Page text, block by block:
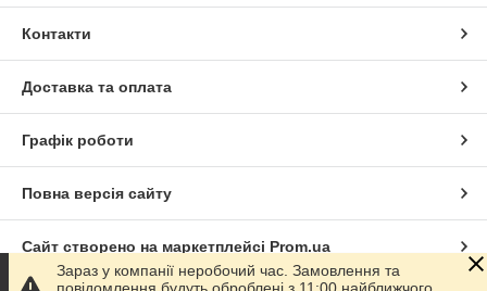
Контакти
Доставка та оплата
Графік роботи
Повна версія сайту
Сайт створено на маркетплейсі Prom.ua
Зараз у компанії неробочий час. Замовлення та